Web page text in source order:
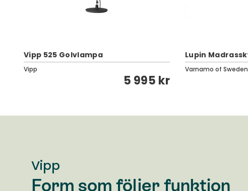
Vipp 525 Golvlampa
Vipp
5 995 kr
Lupin
Varnamo of Sweden
Vipp
Form som följer funktion